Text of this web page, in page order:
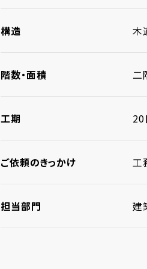
構造 木
階数・面積 二
工期 20
ご依頼のきっかけ 工
担当部門 建